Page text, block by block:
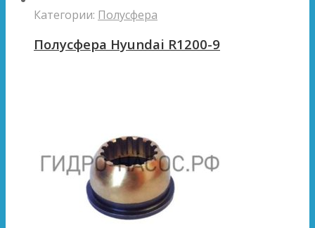
Категории: Полусфера
Полусфера Hyundai R1200-9